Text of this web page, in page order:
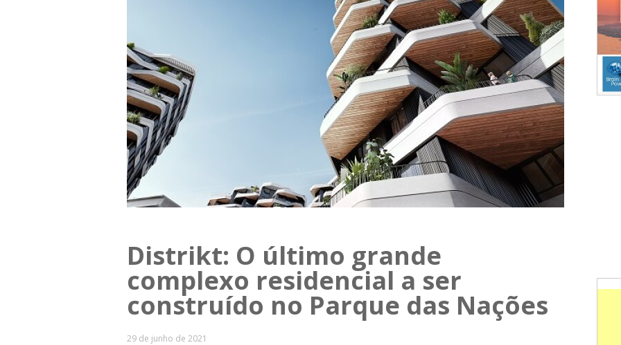
Distrikt: O último grande
complexo residencial a ser
construído no Parque das Nações
29 de junho de 2021